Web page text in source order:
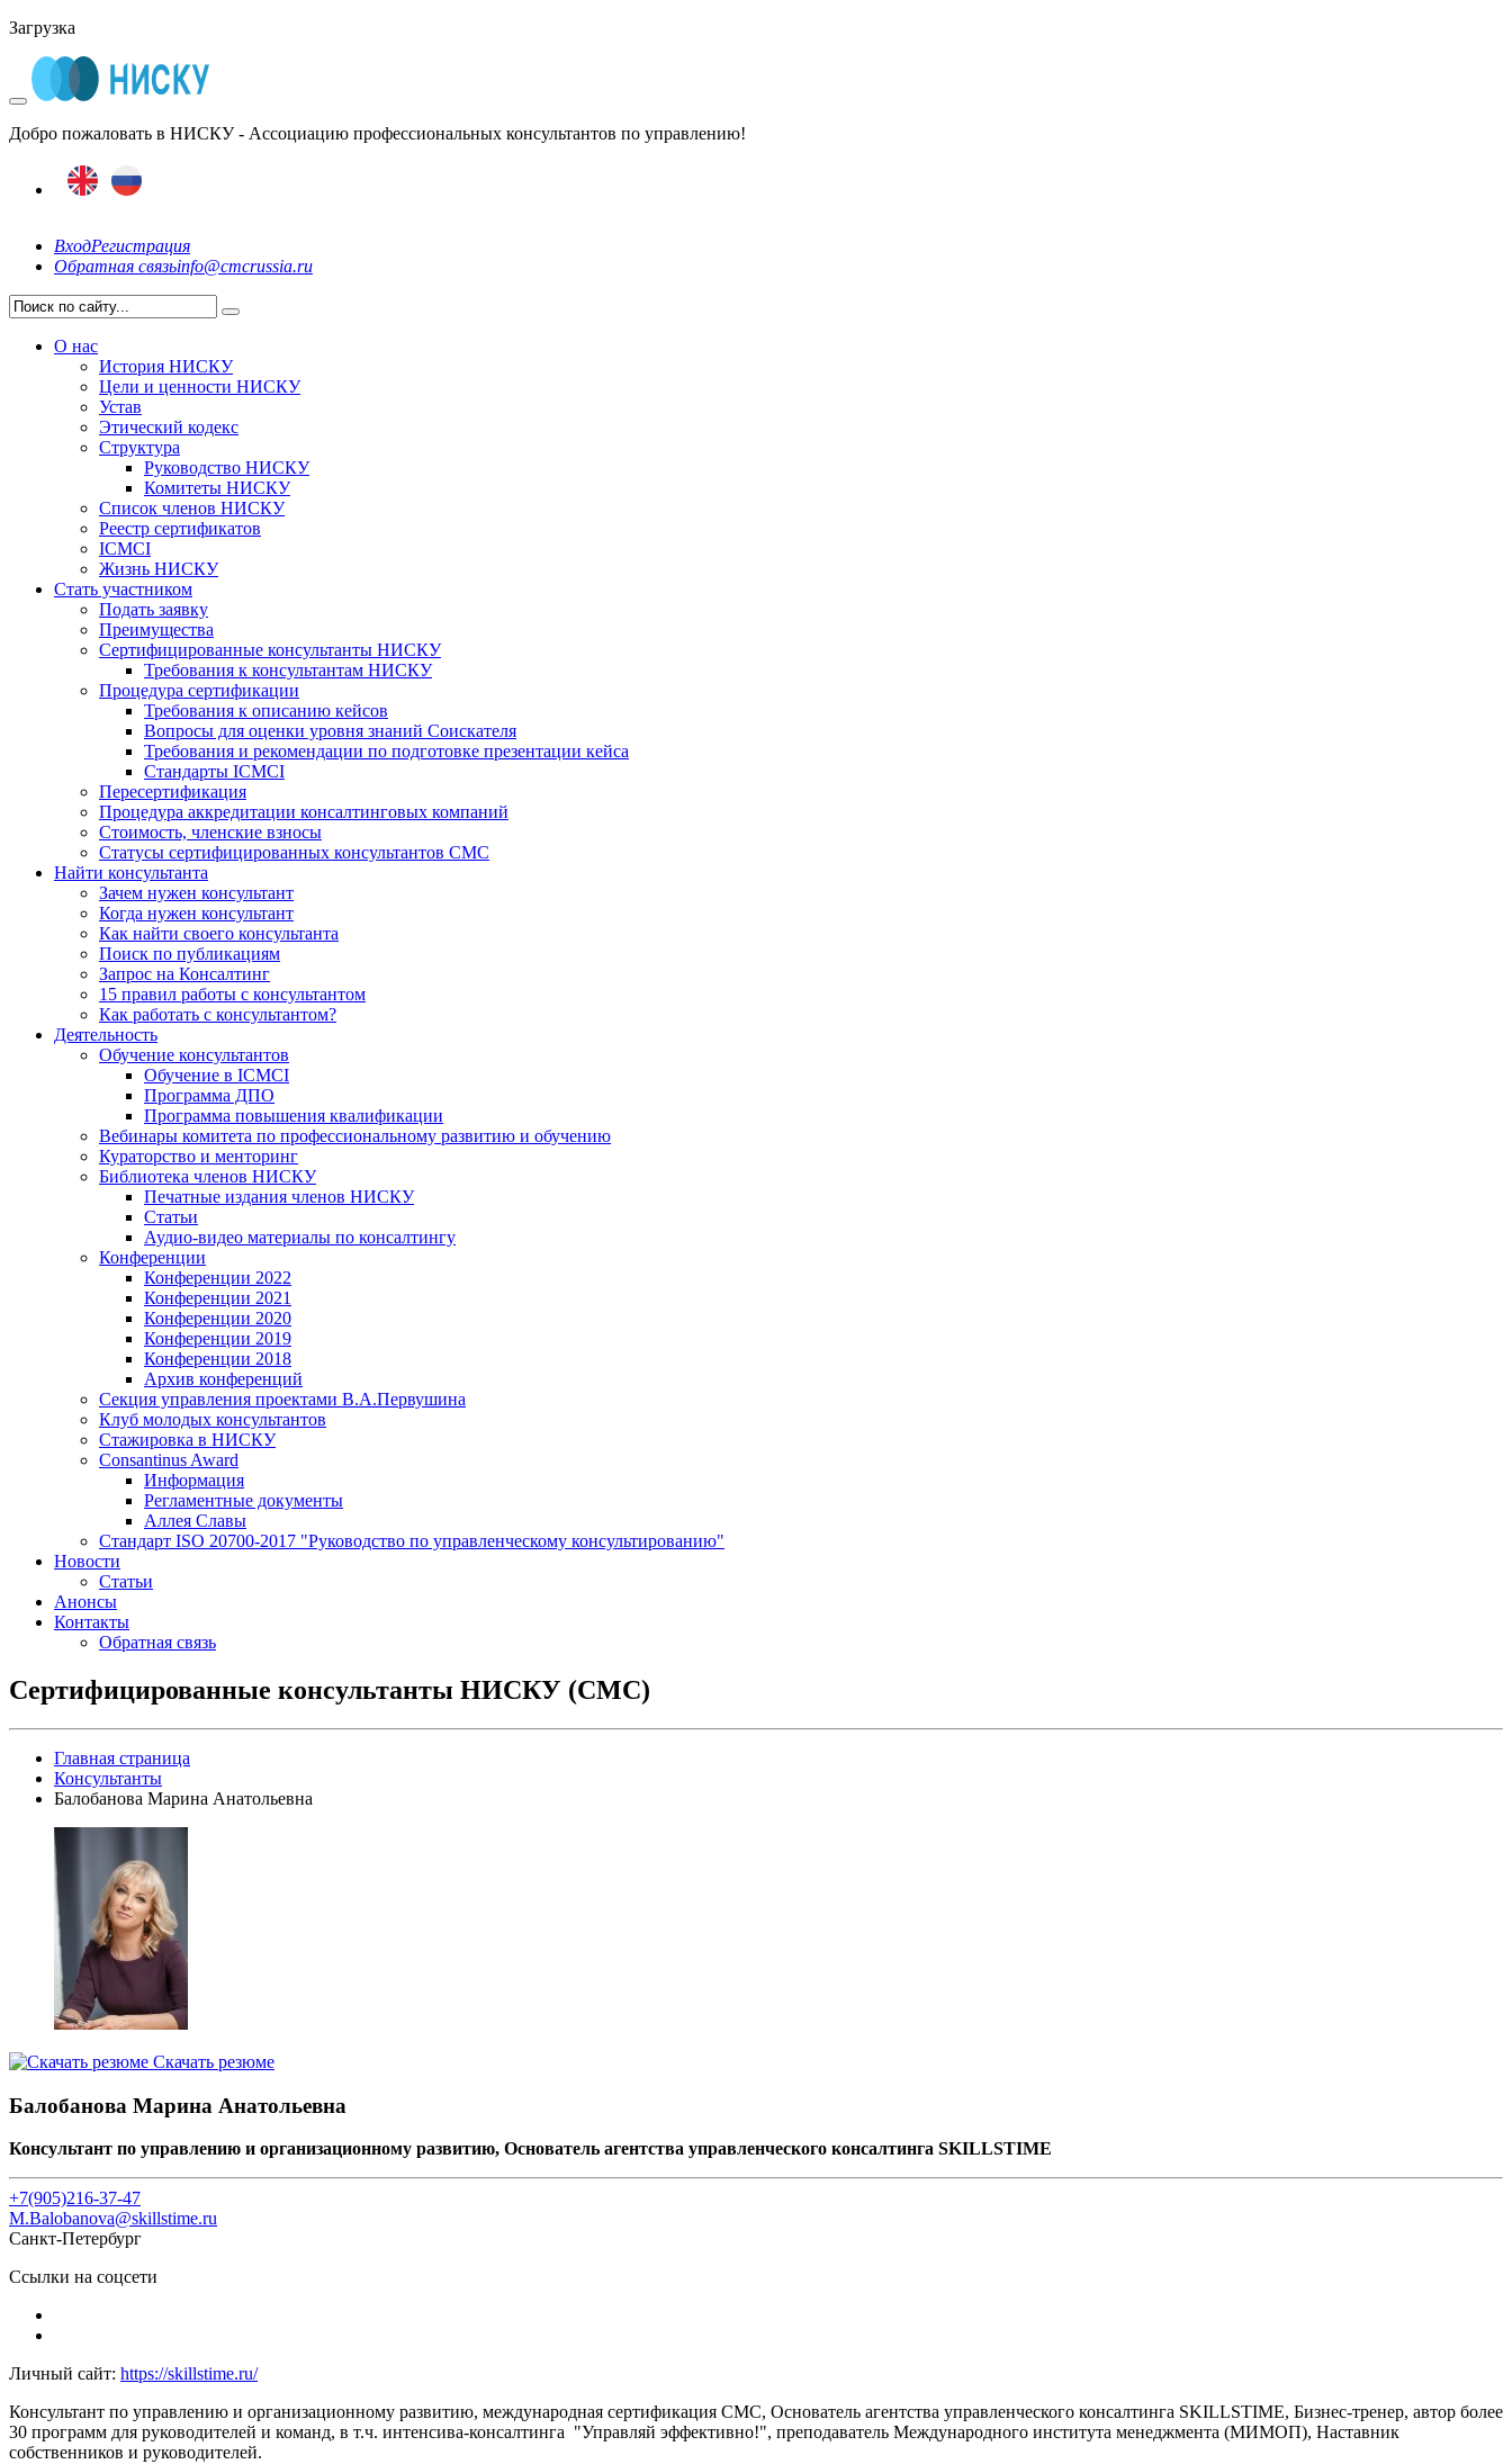
Загрузка
Добро пожаловать в НИСКУ - Ассоциацию профессиональных консультантов по управлению!
ВходРегистрация
Обратная связьinfo@cmcrussia.ru
О нас
История НИСКУ
Цели и ценности НИСКУ
Устав
Этический кодекс
Структура
Руководство НИСКУ
Комитеты НИСКУ
Список членов НИСКУ
Реестр сертификатов
ICMCI
Жизнь НИСКУ
Стать участником
Подать заявку
Преимущества
Сертифицированные консультанты НИСКУ
Требования к консультантам НИСКУ
Процедура сертификации
Требования к описанию кейсов
Вопросы для оценки уровня знаний Соискателя
Требования и рекомендации по подготовке презентации кейса
Стандарты ICMCI
Пересертификация
Процедура аккредитации консалтинговых компаний
Стоимость, членские взносы
Статусы сертифицированных консультантов СМС
Найти консультанта
Зачем нужен консультант
Когда нужен консультант
Как найти своего консультанта
Поиск по публикациям
Запрос на Консалтинг
15 правил работы с консультантом
Как работать с консультантом?
Деятельность
Обучение консультантов
Обучение в ICMCI
Программа ДПО
Программа повышения квалификации
Вебинары комитета по профессиональному развитию и обучению
Кураторство и менторинг
Библиотека членов НИСКУ
Печатные издания членов НИСКУ
Статьи
Аудио-видео материалы по консалтингу
Конференции
Конференции 2022
Конференции 2021
Конференции 2020
Конференции 2019
Конференции 2018
Архив конференций
Секция управления проектами В.А.Первушина
Клуб молодых консультантов
Стажировка в НИСКУ
Consantinus Award
Информация
Регламентные документы
Аллея Славы
Cтандарт ISO 20700-2017 "Руководство по управленческому консультированию"
Новости
Статьи
Анонсы
Контакты
Обратная связь
Сертифицированные консультанты НИСКУ (CMC)
Главная страница
Консультанты
Балобанова Марина Анатольевна
Скачать резюме
Балобанова Марина Анатольевна
Консультант по управлению и организационному развитию, Основатель агентства управленческого консалтинга SKILLSTIME
+7(905)216-37-47
M.Balobanova@skillstime.ru
Санкт-Петербург
Ссылки на соцсети
Личный сайт: https://skillstime.ru/
Консультант по управлению и организационному развитию, международная сертификация СМС, Основатель агентства управленческого консалтинга SKILLSTIME, Бизнес-тренер, автор более
30 программ для руководителей и команд, в т.ч. интенсива-консалтинга "Управляй эффективно!", преподаватель Международного института менеджмента (МИМОП), Наставник
собственников и руководителей.